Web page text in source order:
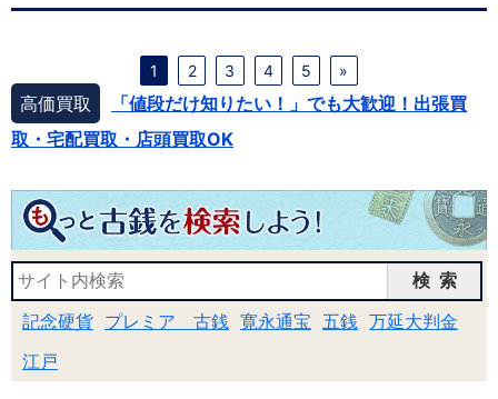
1 2 3 4 5 »
高価買取
「値段だけ知りたい！」でも大歓迎！出張買
取・宅配買取・店頭買取OK
検索
記念硬貨 プレミア 古銭 寛永通宝 五銭 万延大判金
江戸